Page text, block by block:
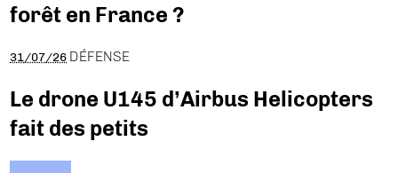
forêt en France ?
31/07/26 DÉFENSE
Le drone U145 d’Airbus Helicopters
fait des petits